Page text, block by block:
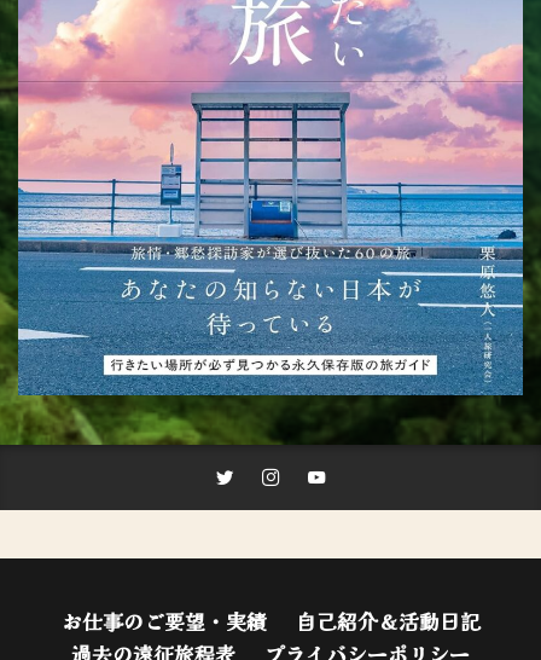
お仕事のご要望・実績
自己紹介＆活動日記
過去の遠征旅程表
プライバシーポリシー